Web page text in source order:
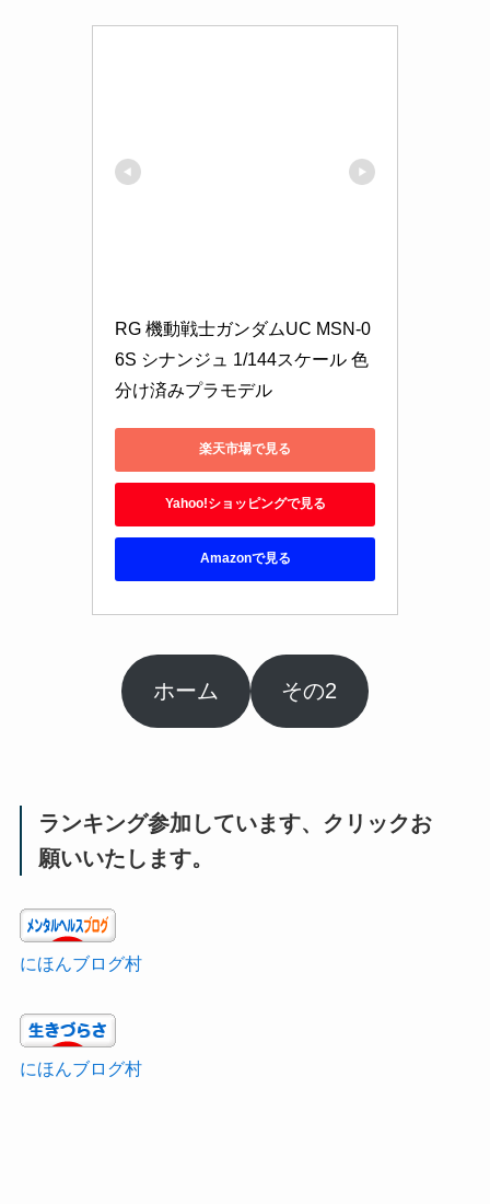
RG 機動戦士ガンダムUC MSN-0
6S シナンジュ 1/144スケール 色
分け済みプラモデル
楽天市場で見る
Yahoo!ショッピングで見る
Amazonで見る
ホーム その2
ランキング参加しています、クリックお
願いいたします。
にほんブログ村
にほんブログ村